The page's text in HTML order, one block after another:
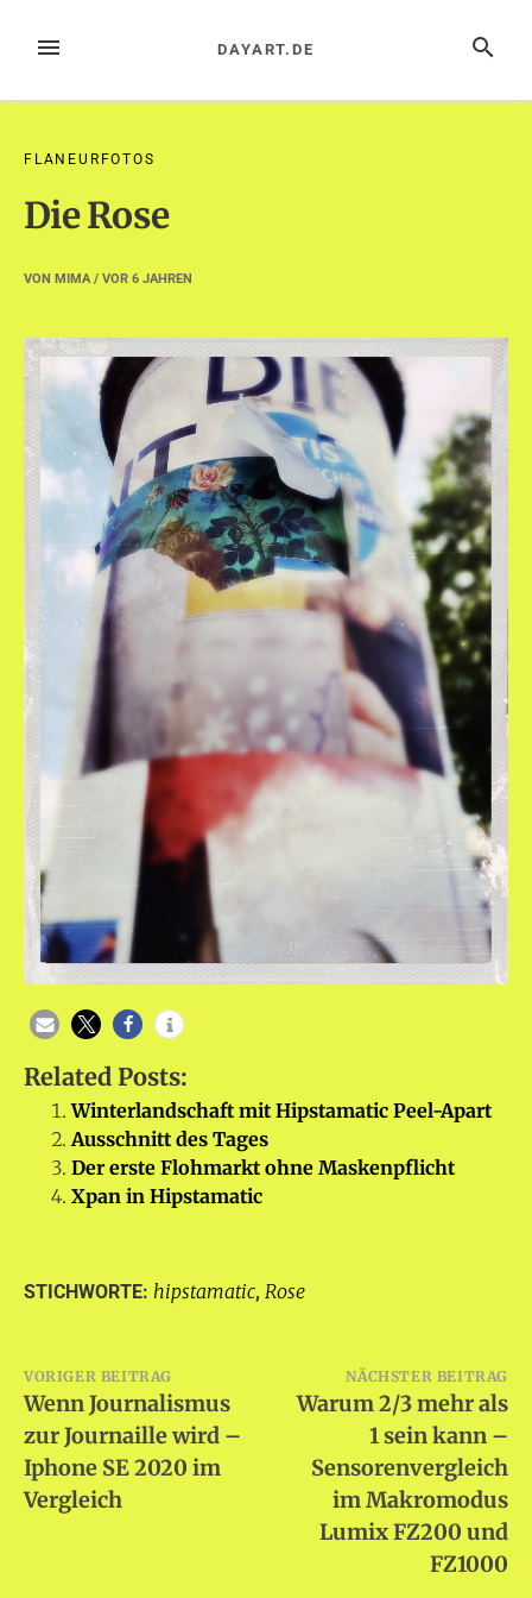
InhaltMENÜ SUCHE
DAYART.DE
FLANEURFOTOS
Die Rose
VON MIMA/ VOR 6 JAHREN
Related Posts:
Winterlandschaft mit Hipstamatic Peel-Apart
Ausschnitt des Tages
Der erste Flohmarkt ohne Maskenpflicht
Xpan in Hipstamatic
STICHWORTE: hipstamatic, Rose
Beitragsnavigation
VORIGER BEITRAG
Wenn Journalismus
zur Journaille wird –
Iphone SE 2020 im
Vergleich
NÄCHSTER BEITRAG
Warum 2/3 mehr als
1 sein kann –
Sensorenvergleich
im Makromodus
Lumix FZ200 und
FZ1000